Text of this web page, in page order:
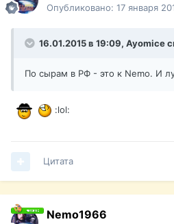
Опубликовано: 17 января
16.01.2015 в 19:09, Ayomice
По сырам в РФ - это к Nemo. И
:lol:
Цитата
Nemo1966